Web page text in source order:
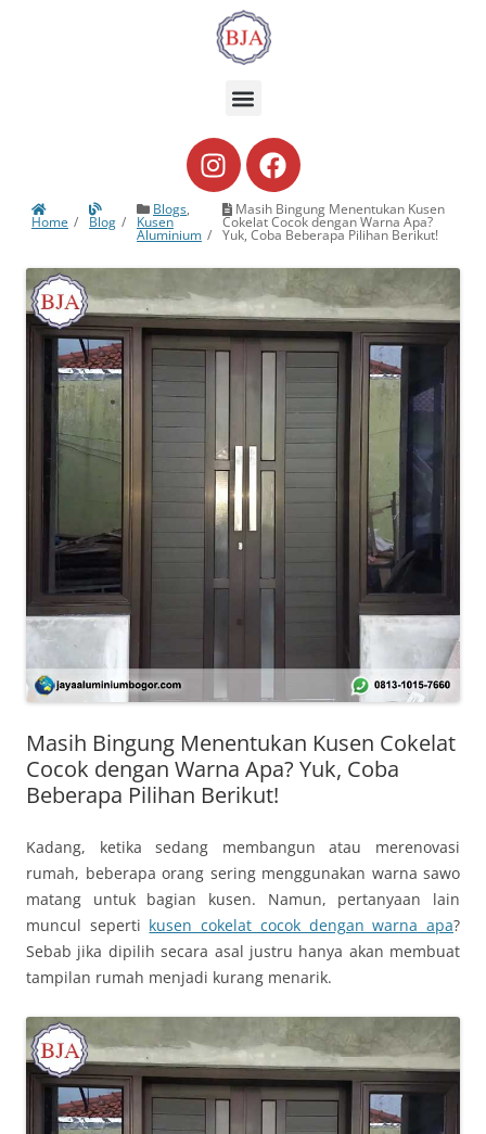
Home Blog
Blogs,
Kusen
Aluminium
Masih Bingung Menentukan Kusen
Cokelat Cocok dengan Warna Apa?
Yuk, Coba Beberapa Pilihan Berikut!
Masih Bingung Menentukan Kusen Cokelat
Cocok dengan Warna Apa? Yuk, Coba
Beberapa Pilihan Berikut!
Kadang, ketika sedang membangun atau merenovasi
rumah, beberapa orang sering menggunakan warna sawo
matang untuk bagian kusen. Namun, pertanyaan lain
muncul seperti kusen cokelat cocok dengan warna apa?
Sebab jika dipilih secara asal justru hanya akan membuat
tampilan rumah menjadi kurang menarik.